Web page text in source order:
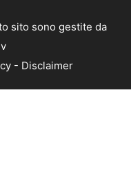
sito sono gestite da
- Disclaimer